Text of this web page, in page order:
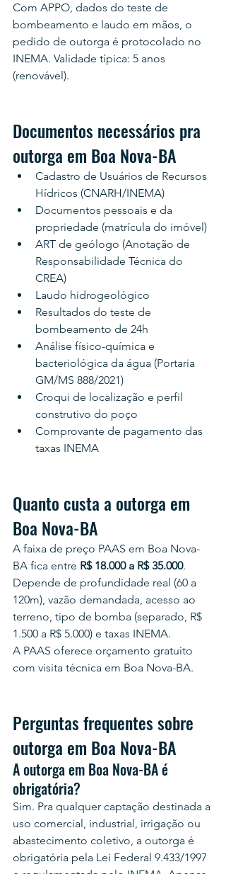
Com APPO, dados do teste de
bombeamento e laudo em mãos, o
pedido de outorga é protocolado no
INEMA. Validade típica: 5 anos
(renovável).
Documentos necessários pra
outorga em Boa Nova-BA
Cadastro de Usuários de Recursos
Hídricos (CNARH/INEMA)
Documentos pessoais e da
propriedade (matrícula do imóvel)
ART de geólogo (Anotação de
Responsabilidade Técnica do
CREA)
Laudo hidrogeológico
Resultados do teste de
bombeamento de 24h
Análise físico-química e
bacteriológica da água (Portaria
GM/MS 888/2021)
Croqui de localização e perfil
construtivo do poço
Comprovante de pagamento das
taxas INEMA
Quanto custa a outorga em
Boa Nova-BA
A faixa de preço PAAS em Boa Nova-
BA fica entre R$ 18.000 a R$ 35.000.
Depende de profundidade real (60 a
120m), vazão demandada, acesso ao
terreno, tipo de bomba (separado, R$
1.500 a R$ 5.000) e taxas INEMA.
A PAAS oferece orçamento gratuito
com visita técnica em Boa Nova-BA.
Perguntas frequentes sobre
outorga em Boa Nova-BA
A outorga em Boa Nova-BA é
obrigatória?
Sim. Pra qualquer captação destinada a
uso comercial, industrial, irrigação ou
abastecimento coletivo, a outorga é
obrigatória pela Lei Federal 9.433/1997